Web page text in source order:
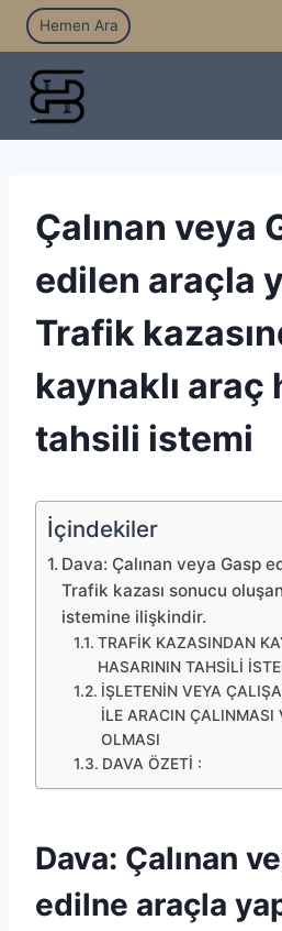
Hemen Ara
Çalınan veya
edilen araçla
Trafik
kaynaklı araç
tahsili istemi
İçindekiler
Dava: Çalınan veya Gasp
Trafik kazası sonucu
istemine ilişkindir.
TRAFİK KAZASINDAN
HASARININ TAHSİLİ
İŞLETENİN VEYA
İLE ARACIN ÇALINMASI
OLMASI
DAVA ÖZETİ :
Dava: Çalınan
edilne araçla